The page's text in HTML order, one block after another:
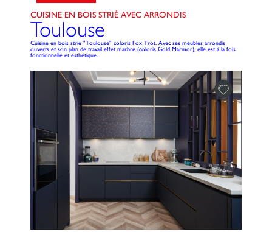
CUISINE EN BOIS STRIÉ AVEC ARRONDIS
Toulouse
Cuisine en bois strié "Toulouse" coloris Fox Trot. Avec ses meubles arrondis
ouverts et son plan de travail effet marbre (coloris Gold Marmor), elle est à la fois
fonctionnelle et esthétique.